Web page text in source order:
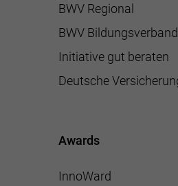
BWV Regional
BWV Bildungsverband
Initiative gut beraten
Deutsche
Awards
InnoWard